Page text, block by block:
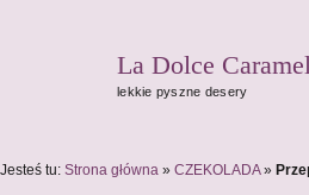
La Dolce
lekkie pyszne desery
Jesteś tu: Strona główna » CZEKOLADA »